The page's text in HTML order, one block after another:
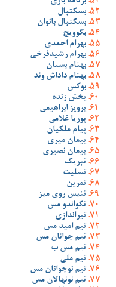
بسکتبال
بسکتبال بانوان
بگوویچ
بهرام احمدی
بهرام رشیدفرخی
بهنام بستان
بهنام داداش وند
بوکس
پخش زنده
پرویز ابراهیمی
پوریا غلامی
پیام ملکیان
پیمان میری
پیمان نصیری
تبریک
تسلیت
تمرین
تنیس روی میز
تکواندو مس
تیراندازی
تیم امید مس
تیم جوانان مس
تیم مس ب
تیم ملی
تیم نوجوانان مس
تیم نونهالان مس